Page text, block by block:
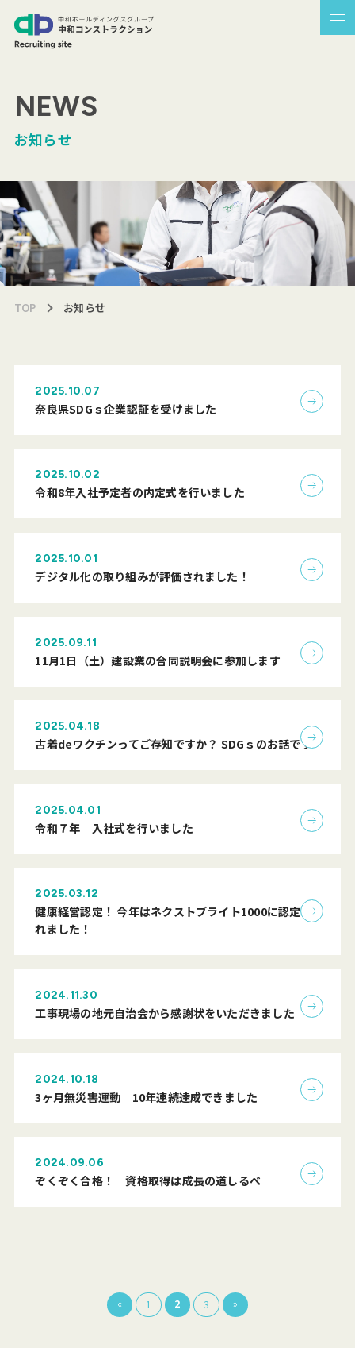
NEWS
お知らせ
TOP お知らせ
2025.10.07
奈良県SDGｓ企業認証を受けました
2025.10.02
令和8年入社予定者の内定式を行いました
2025.10.01
デジタル化の取り組みが評価されました！
2025.09.11
11月1日（土）建設業の合同説明会に参加します
2025.04.18
古着deワクチンってご存知ですか？ SDGｓのお話です
2025.04.01
令和７年 入社式を行いました
2025.03.12
健康経営認定！ 今年はネクストブライト1000に認定さ
れました！
2024.11.30
工事現場の地元自治会から感謝状をいただきました
2024.10.18
3ヶ月無災害運動 10年連続達成できました
2024.09.06
ぞくぞく合格！ 資格取得は成長の道しるべ
« 1 2 3 »